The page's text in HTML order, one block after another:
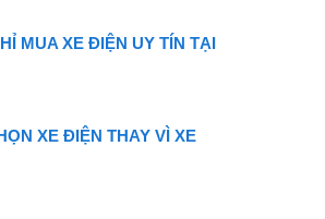
MUA XE ĐIỆN UY TÍN TẠI
XE ĐIỆN THAY VÌ XE